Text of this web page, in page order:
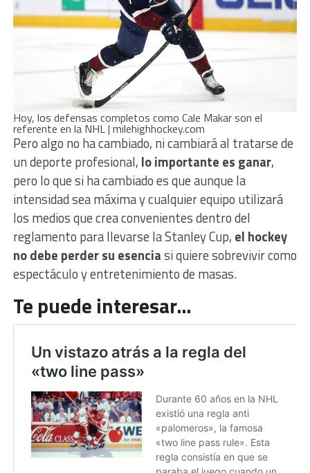
Hoy, los defensas completos como Cale Makar son el
referente en la NHL | milehighhockey.com
Pero algo no ha cambiado, ni cambiará al tratarse de
un deporte profesional, lo importante es ganar,
pero lo que si ha cambiado es que aunque la
intensidad sea máxima y cualquier equipo utilizará
los medios que crea convenientes dentro del
reglamento para llevarse la Stanley Cup, el hockey
no debe perder su esenciasi quiere sobrevivir como
espectáculo y entretenimiento de masas.
Te puede interesar…